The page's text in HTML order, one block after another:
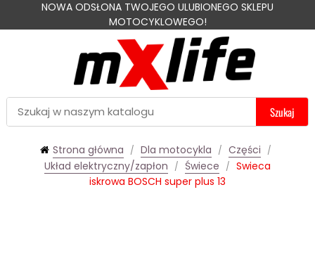
NOWA ODSŁONA TWOJEGO ULUBIONEGO SKLEPU
MOTOCYKLOWEGO!
Szukaj
Strona główna Dla motocykla
Części
Układ elektryczny/zapłon
Świece
Swieca
iskrowa BOSCH super plus 13